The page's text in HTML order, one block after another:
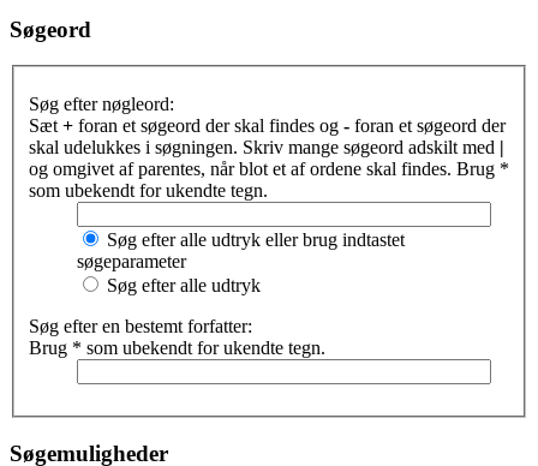
Søgeord
Søg efter nøgleord:
Sæt + foran et søgeord der skal findes og - foran et søgeord der
skal udelukkes i søgningen. Skriv mange søgeord adskilt med |
og omgivet af parentes, når blot et af ordene skal findes. Brug *
som ubekendt for ukendte tegn.
Søg efter alle udtryk eller brug indtastet
søgeparameter
Søg efter alle udtryk
Søg efter en bestemt forfatter:
Brug * som ubekendt for ukendte tegn.
Søgemuligheder